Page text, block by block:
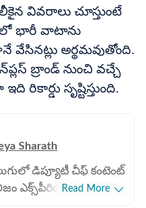
వివరాలు చూస్తుంటే
భారీ వాటాను
వేసినట్లు అర్థమవుతోంది.
బ్రాండ్ నుంచి వచ్చే
రికార్డు సృష్టిస్తుంది.
Sharath
డిప్యూటీ చీఫ్​ కంటెంట్
ఎక్స్​పీరియెన్స్​తో ఇక్కడ
Read More